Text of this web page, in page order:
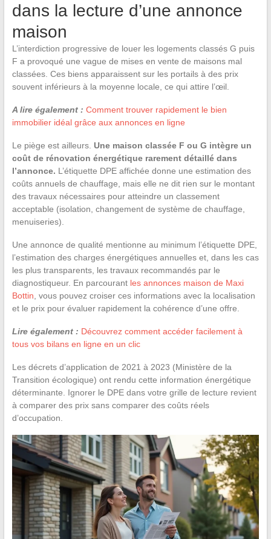
dans la lecture d’une annonce
maison
L’interdiction progressive de louer les logements classés G puis
F a provoqué une vague de mises en vente de maisons mal
classées. Ces biens apparaissent sur les portails à des prix
souvent inférieurs à la moyenne locale, ce qui attire l’œil.
A lire également : Comment trouver rapidement le bien
immobilier idéal grâce aux annonces en ligne
Le piège est ailleurs. Une maison classée F ou G intègre un
coût de rénovation énergétique rarement détaillé dans
l’annonce. L’étiquette DPE affichée donne une estimation des
coûts annuels de chauffage, mais elle ne dit rien sur le montant
des travaux nécessaires pour atteindre un classement
acceptable (isolation, changement de système de chauffage,
menuiseries).
Une annonce de qualité mentionne au minimum l’étiquette DPE,
l’estimation des charges énergétiques annuelles et, dans les cas
les plus transparents, les travaux recommandés par le
diagnostiqueur. En parcourant les annonces maison de Maxi
Bottin , vous pouvez croiser ces informations avec la localisation
et le prix pour évaluer rapidement la cohérence d’une offre.
Lire également : Découvrez comment accéder facilement à
tous vos bilans en ligne en un clic
Les décrets d’application de 2021 à 2023 (Ministère de la
Transition écologique) ont rendu cette information énergétique
déterminante. Ignorer le DPE dans votre grille de lecture revient
à comparer des prix sans comparer des coûts réels
d’occupation.